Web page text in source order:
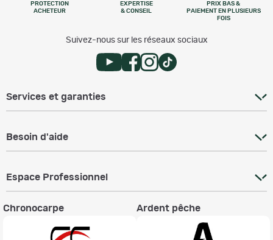
PROTECTION
ACHETEUR
EXPERTISE
& CONSEIL
PRIX BAS &
PAIEMENT EN PLUSIEURS
FOIS
Suivez-nous sur les réseaux sociaux
Services et garanties
Besoin d'aide
Espace Professionnel
Chronocarpe Ardent pêche